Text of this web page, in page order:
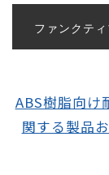
ファンクテ
ABS樹脂向け
関する製品